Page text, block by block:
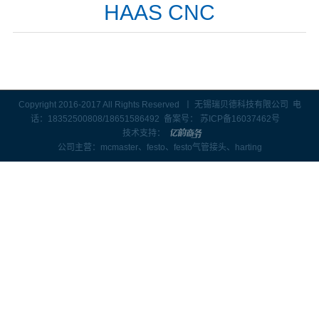
HAAS CNC
Copyright 2016-2017 All Rights Reserved 丨 无锡瑞贝德科技有限公司 电
话：18352500808/18651586492 备案号： 苏ICP备16037462号
技术支持：
公司主营：
mcmaster、 festo、 festo气管接头、 harting